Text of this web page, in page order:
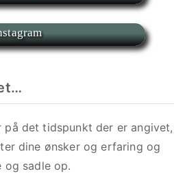
på det tidspunkt der er angivet,
dine ønsker og erfaring og
og sadle op.